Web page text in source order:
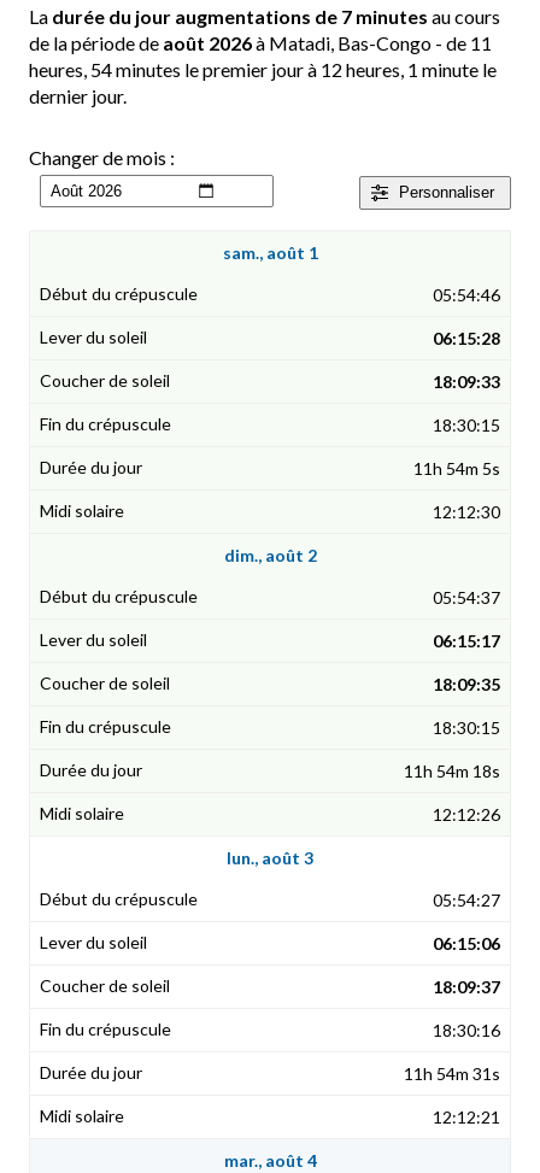
La durée du jour augmentations de 7 minutes au cours
de la période de août 2026à Matadi, Bas-Congo - de 11
heures, 54 minutes le premier jour à 12 heures, 1 minute le
dernier jour.
Personnaliser
Changer de mois :
sam., août 1
05:54:46
06:15:28
18:09:33
18:30:15
11h 54m 5s
12:12:30
dim., août 2
05:54:37
06:15:17
18:09:35
18:30:15
11h 54m 18s
12:12:26
lun., août 3
05:54:27
06:15:06
18:09:37
18:30:16
11h 54m 31s
12:12:21
mar., août 4